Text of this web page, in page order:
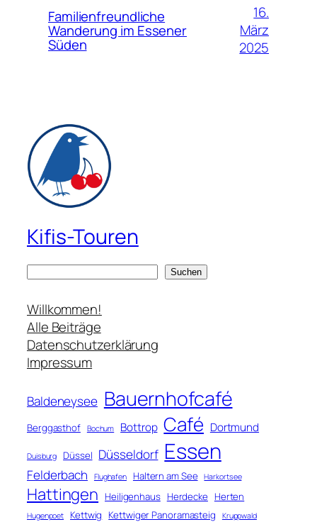
Familienfreundliche
Wanderung im Essener
Süden
16.
März
2025
Kifis-Touren
c
h
e
n
Suchen
Willkommen!
Alle Beiträge
Datenschutzerklärung
Impressum
Baldeneysee Bauernhofcafé
Berggasthof Bochum Bottrop Café Dortmund
Duisburg Düssel Düsseldorf Essen
Felderbach Flughafen Haltern am See Harkortsee
Hattingen Heiligenhaus Herdecke Herten
Hugenpoet Kettwig Kettwiger Panoramasteig Kruppwald